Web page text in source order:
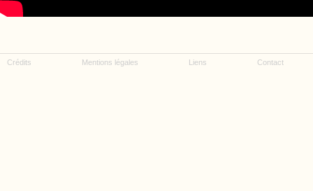
Crédits Mentions légales Liens Contact